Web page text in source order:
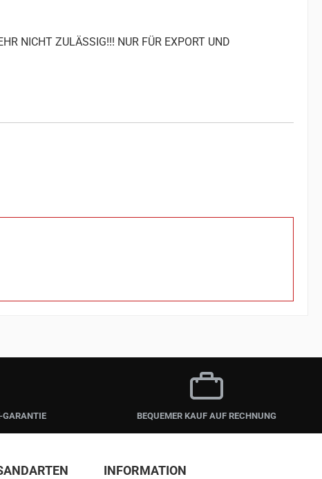
NICHT ZULÄSSIG!!! NUR FÜR EXPORT UND
GARANTIE BEQUEMER KAUF AUF RECHNUNG
INFORMATION